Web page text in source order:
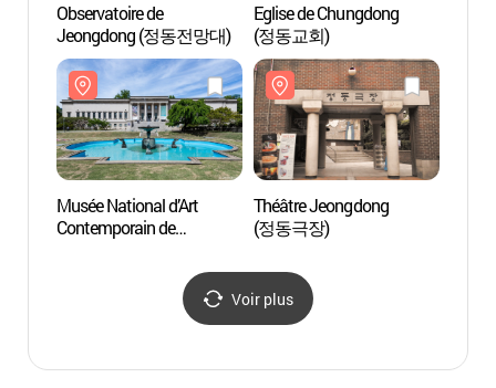
Observatoire de
Jeongdong (정동전망대)
Eglise de Chungdong
(정동교회)
Musée National d’Art
Contemporain de
(국립현대미술관 덕수궁)
Théâtre Jeongdong
(정동극장)
Voir plus